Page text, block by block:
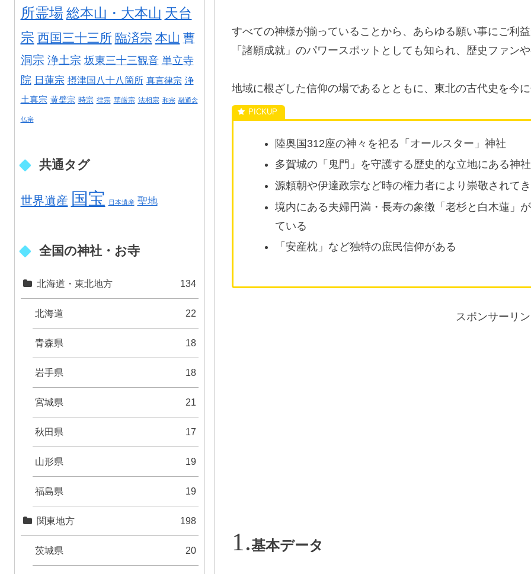
すべての神様が揃っていることから、あらゆる願い事にご利
「諸願成就」のパワースポットとしても知られ、歴史ファン
地域に根ざした信仰の場であるとともに、東北の古代史を今
陸奥国312座の神々を祀る「オールスター」神社
多賀城の「鬼門」を守護する歴史的な立地にある神社
源頼朝や伊達政宗など時の権力者により崇敬されて
境内にある夫婦円満・長寿の象徴「老杉と白木蓮」
ている
「安産枕」など独特の庶民信仰がある
スポンサーリ
基本データ
所霊場 総本山・大本山 天台
宗 西国三十三所 臨済宗 本山 曹
洞宗 浄土宗 坂東三十三観音 単立寺
院 日蓮宗 摂津国八十八箇所 真言律宗 浄
土真宗 黄檗宗 時宗 律宗 華厳宗 法相宗 和宗 融通念
仏宗
共通タグ
世界遺産 国宝 日本遺産 聖地
全国の神社・お寺
北海道・東北地方 134
北海道 22
青森県 18
岩手県 18
宮城県 21
秋田県 17
山形県 19
福島県 19
関東地方 198
茨城県 20